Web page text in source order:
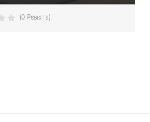
(0 Ревюта)